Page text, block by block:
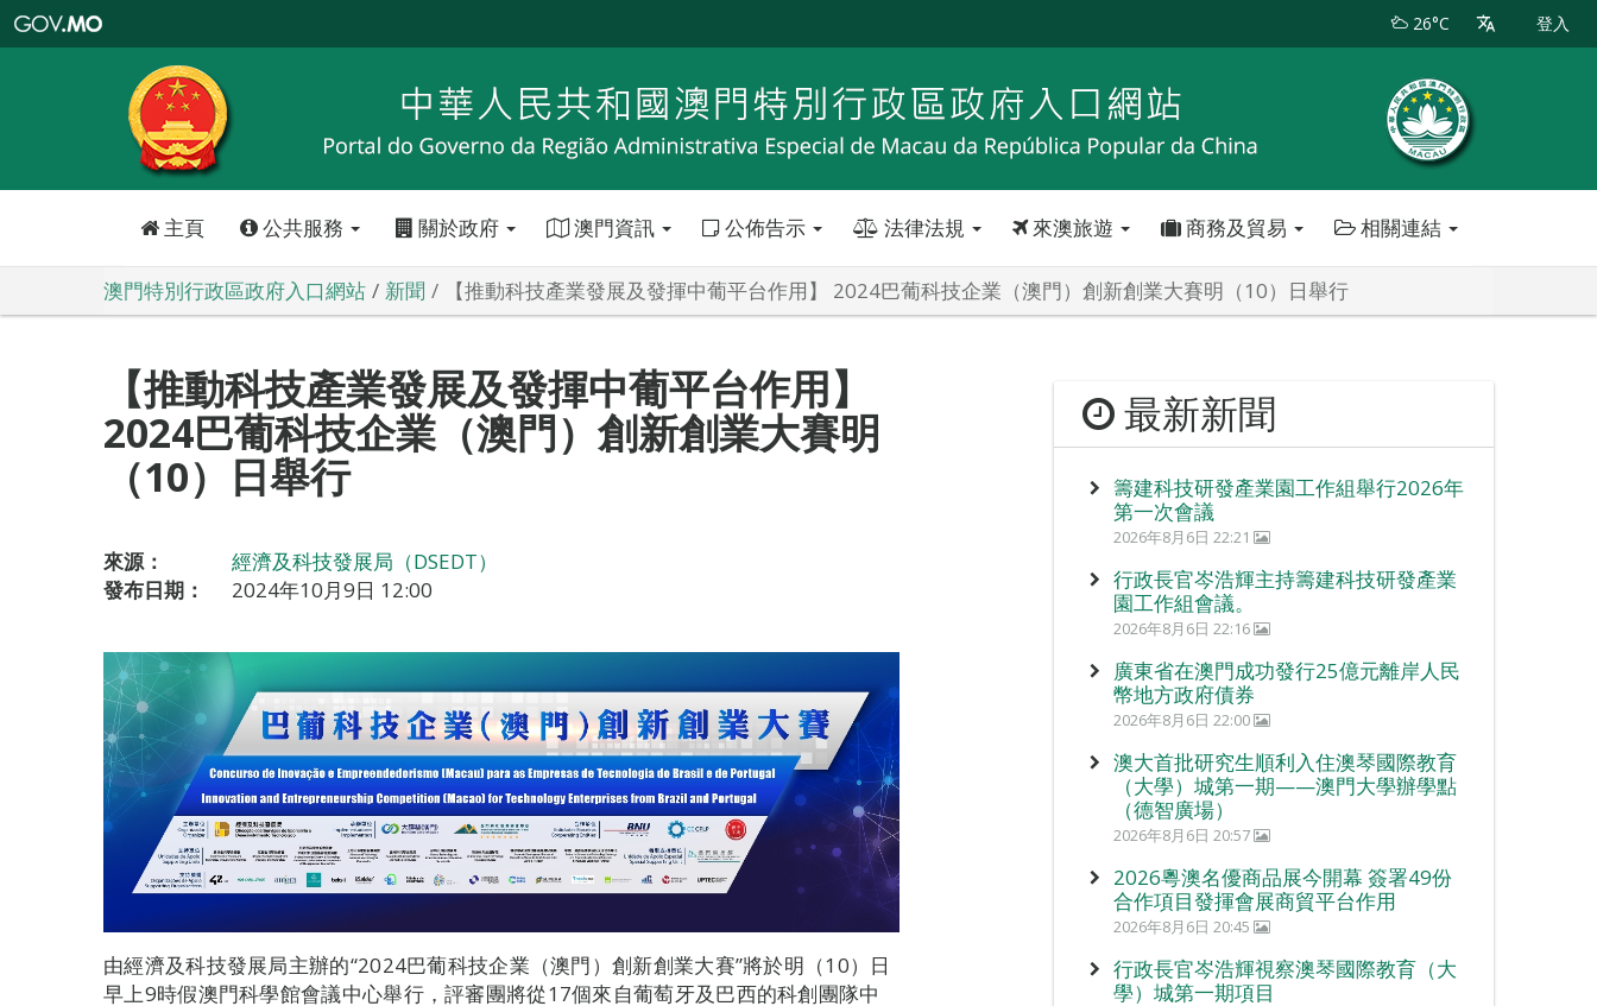
特
政
區
政
口
26°C 登入
主頁 公共服務 關於政府 澳門資訊 公佈告示 法律法規 來澳旅遊 商務及貿易 相關連結
澳門特別行政區政府入口網站 新聞 【推動科技產業發展及發揮中葡平台作用】 2024巴葡科技企業（澳門）創新創業大賽明（10）日舉行
【推動科技產業發展及發揮中葡平台作用】
2024巴葡科技企業（澳門）創新創業大賽明
（10）日舉行
來源：
經濟及科技發展局（DSEDT）
發布日期：
2024年10月9日 12:00
由經濟及科技發展局主辦的“2024巴葡科技企業（澳門）創新創業大賽”將於明（10）日
早上9時假澳門科學館會議中心舉行，評審團將從17個來自葡萄牙及巴西的科創團隊中
最新新聞
籌建科技研發產業園工作組舉行2026年
第一次會議
2026年8月6日 22:21
行政長官岑浩輝主持籌建科技研發產業
園工作組會議。
2026年8月6日 22:16
廣東省在澳門成功發行25億元離岸人民
幣地方政府債券
2026年8月6日 22:00
澳大首批研究生順利入住澳琴國際教育
（大學）城第一期——澳門大學辦學點
（德智廣場）
2026年8月6日 20:57
2026粵澳名優商品展今開幕 簽署49份
合作項目發揮會展商貿平台作用
2026年8月6日 20:45
行政長官岑浩輝視察澳琴國際教育（大
學）城第一期項目